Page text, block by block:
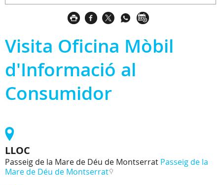
Visita Oficina Mòbil
d'Informació al
Consumidor
LLOC
Passeig de la Mare de Déu de Montserrat Passeig de la
Mare de Déu de Montserrat